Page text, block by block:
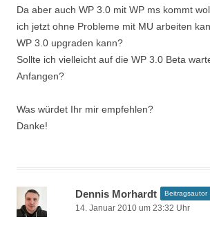
Da aber auch WP 3.0 mit WP ms kommt
ich jetzt ohne Probleme mit MU arbeiten
WP 3.0 upgraden kann?
Sollte ich vielleicht auf die WP 3.0 Beta
Anfangen?
Was würdet Ihr mir empfehlen?
Danke!
Dennis Morhardt Beitragsautor
14. Januar 2010 um 23:32 Uhr